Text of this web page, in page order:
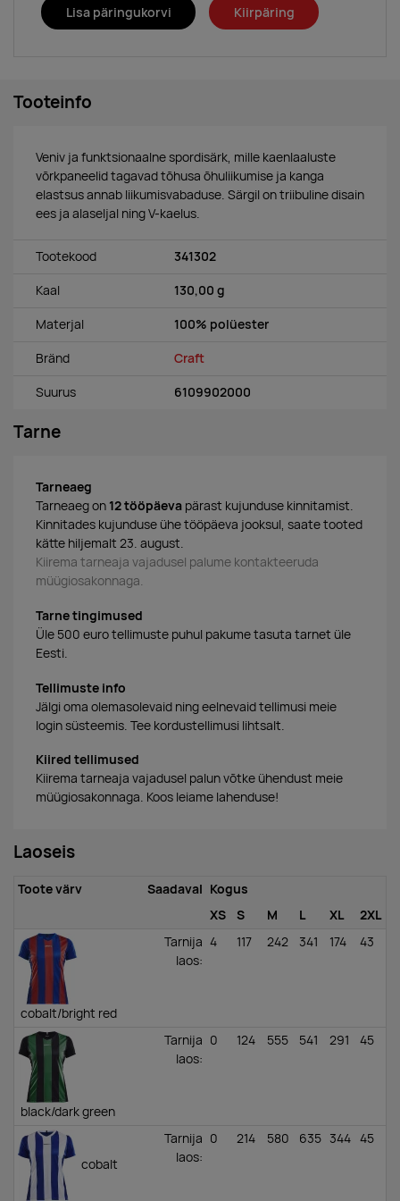
Lisa päringukorvi Kiirpäring
Tooteinfo
Veniv ja funktsionaalne spordisärk, mille kaenlaaluste
võrkpaneelid tagavad tõhusa õhuliikumise ja kanga
elastsus annab liikumisvabaduse. Särgil on triibuline disain
ees ja alaseljal ning V-kaelus.
Tootekood 341302
Kaal 130,00 g
Materjal 100% polüester
Bränd Craft
Suurus 6109902000
Tarne
Tarneaeg
Tarneaeg on 12 tööpäeva pärast kujunduse kinnitamist.
Kinnitades kujunduse ühe tööpäeva jooksul, saate tooted
kätte hiljemalt 23. august.
Kiirema tarneaja vajadusel palume kontakteeruda
müügiosakonnaga.
Tarne tingimused
Üle 500 euro tellimuste puhul pakume tasuta tarnet üle
Eesti.
Tellimuste info
Jälgi oma olemasolevaid ning eelnevaid tellimusi meie
login süsteemis. Tee kordustellimusi lihtsalt.
Kiired tellimused
Kiirema tarneaja vajadusel palun võtke ühendust meie
müügiosakonnaga. Koos leiame lahenduse!
Laoseis
Toote värv Saadaval Kogus
XS
S M L XL 2XL
cobalt/bright red
Tarnija
laos:
4 117 242 341 174 43
black/dark green
Tarnija
laos:
0 124 555 541 291 45
cobalt
Tarnija
laos:
0 214 580 635 344 45